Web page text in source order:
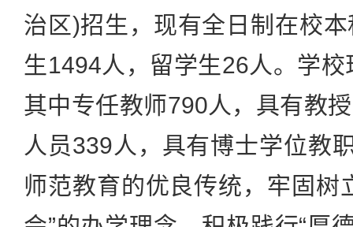
治区)招生，现有全日制在校
生1494人，留学生26人。学
其中专任教师790人，具有教
人员339人，具有博士学位教
师范教育的优良传统，牢固树